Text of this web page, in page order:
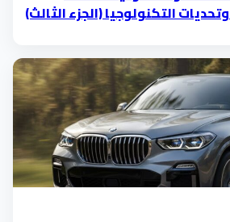
التكنولوجيا (الجزء الثالث)